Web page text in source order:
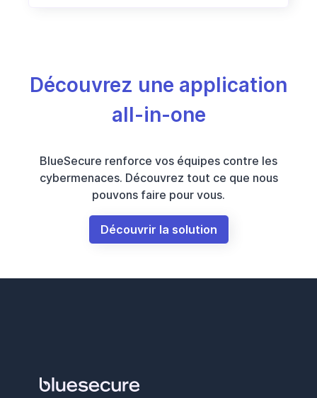
Découvrez une application
all-in-one
BlueSecure renforce vos équipes contre les
cybermenaces. Découvrez tout ce que nous
pouvons faire pour vous.
Découvrir la solution